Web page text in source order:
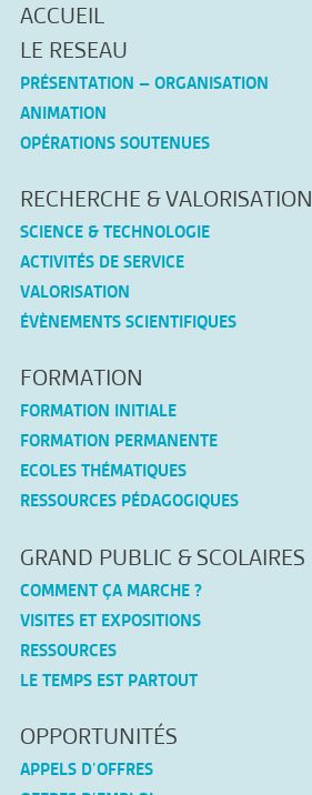
ACCUEIL
LE RESEAU
PRÉSENTATION – ORGANISATION
ANIMATION
OPÉRATIONS SOUTENUES
RECHERCHE & VALORISATION
SCIENCE & TECHNOLOGIE
ACTIVITÉS DE SERVICE
VALORISATION
ÉVÈNEMENTS SCIENTIFIQUES
FORMATION
FORMATION INITIALE
FORMATION PERMANENTE
ECOLES THÉMATIQUES
RESSOURCES PÉDAGOGIQUES
GRAND PUBLIC & SCOLAIRES
COMMENT ÇA MARCHE ?
VISITES ET EXPOSITIONS
RESSOURCES
LE TEMPS EST PARTOUT
OPPORTUNITÉS
APPELS D’OFFRES